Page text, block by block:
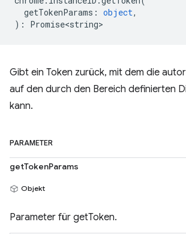
getTokenParams : object,
) : Promise<string>
Gibt ein Token zurück, mit dem die
auf den durch den Bereich definierten
kann.
PARAMETER
getTokenParams
Objekt
Parameter für getToken.